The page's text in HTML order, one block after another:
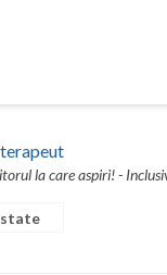
la care aspiri! -